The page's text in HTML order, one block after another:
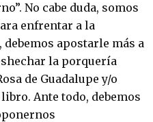
No cabe duda, somos
enfrentar a la
apostarle más a
la porquería
de Guadalupe y/o
Ante todo, debemos